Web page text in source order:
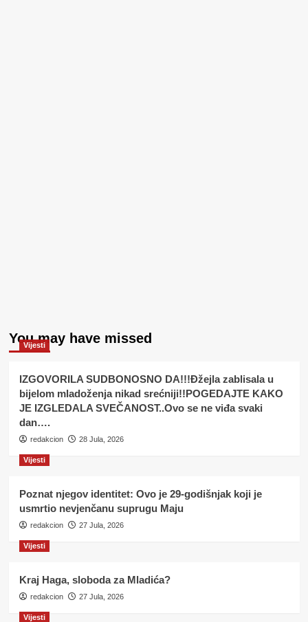
You may have missed
Vijesti
IZGOVORILA SUDBONOSNO DA!!!Đžejla zablisala u
bijelom mladoženja nikad srećniji!!POGEDAJTE KAKO
JE IZGLEDALA SVEČANOST..Ovo se ne viđa svaki
dan….
redakcion 28 Jula, 2026
Vijesti
Poznat njegov identitet: Ovo je 29-godišnjak koji je
usmrtio nevjenčanu suprugu Maju
redakcion 27 Jula, 2026
Vijesti
Kraj Haga, sloboda za Mladića?
redakcion 27 Jula, 2026
Vijesti